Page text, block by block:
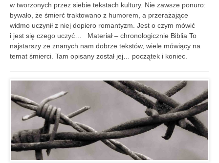
w tworzonych przez siebie tekstach kultury. Nie zawsze ponuro:
bywało, że śmierć traktowano z humorem, a przerażające
widmo uczynił z niej dopiero romantyzm. Jest o czym mówić
i jest się czego uczyć… Materiał – chronologicznie Biblia To
najstarszy ze znanych nam dobrze tekstów, wiele mówiący na
temat śmierci. Tam opisany został jej… początek i koniec.